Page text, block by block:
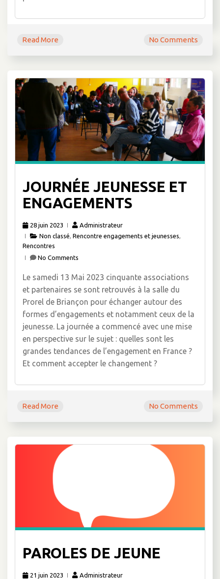
Read More No Comments
JOURNÉE JEUNESSE ET
ENGAGEMENTS
28 juin 2023
Administrateur
Non classé, Rencontre engagements et jeunesses,
Rencontres
No Comments
Le samedi 13 Mai 2023 cinquante associations
et partenaires se sont retrouvés à la salle du
Prorel de Briançon pour échanger autour des
formes d’engagements et notamment ceux de la
jeunesse. La journée a commencé avec une mise
en perspective sur le sujet : quelles sont les
grandes tendances de l’engagement en France ?
Et comment accepter le changement ?
Read More No Comments
PAROLES DE JEUNE
21 juin 2023
Administrateur